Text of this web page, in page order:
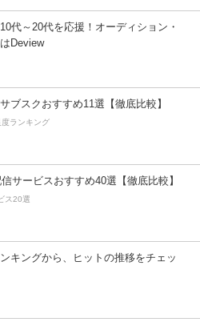
代～20代を応援！オーディション・
Deview
ブスクおすすめ11選【徹底比較】
ランキング
サービスおすすめ40選【徹底比較】
ス20選
キングから、ヒットの推移をチェッ